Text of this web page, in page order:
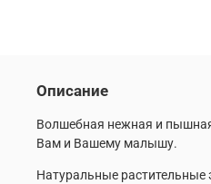
Описание
Волшебная нежная и
Вам и Вашему малышу.
Натуральные